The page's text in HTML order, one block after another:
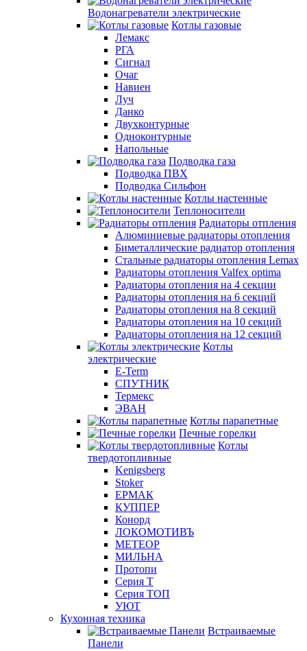
Водонагреватели электрические
Котлы газовые
Лемакс
РГА
Сигнал
Очаг
Навиен
Луч
Данко
Двухконтурные
Одноконтурные
Напольные
Подводка газа
Подводка ПВХ
Подводка Сильфон
Котлы настенные
Теплоносители
Радиаторы отпления
Алюминиевые радиаторы отопления
Биметаллические радиатор отопления
Стальные радиаторы отопления Lemax
Радиаторы отопления Valfex optima
Радиаторы отопления на 4 секции
Радиаторы отопления на 6 секций
Радиаторы отопления на 8 секций
Радиаторы отопления на 10 секций
Радиаторы отопления на 12 секций
Котлы
электрические
E-Term
СПУТНИК
Термекс
ЭВАН
Котлы парапетные
Печные горелки
Котлы
твердотопливные
Kenigsberg
Stoker
ЕРМАК
КУППЕР
Конорд
ЛОКОМОТИВЪ
МЕТЕОР
МИЛЬНА
Протопи
Серия Т
Серия ТОП
УЮТ
Кухонная техника
Встраиваемые
Панели